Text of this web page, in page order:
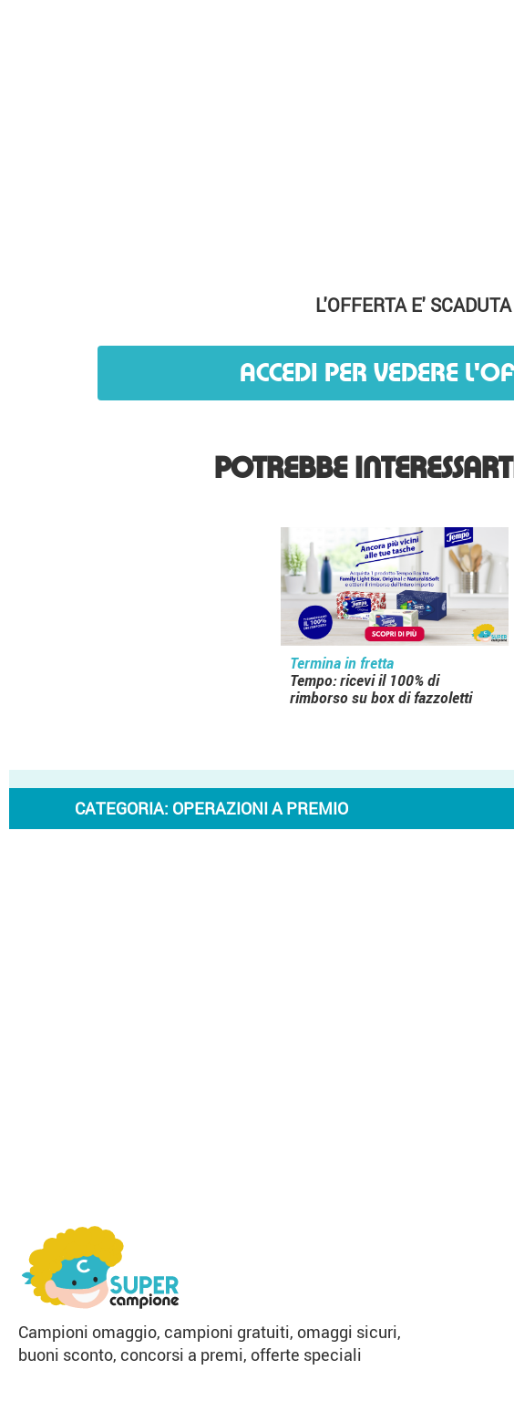
L'OFFERTA E' SCADUTA
ACCEDI PER VEDERE
POTREBBE
Termina in fretta
Tempo: ricevi il 100% di
rimborso su box di fazzoletti
CATEGORIA: OPERAZIONI A PREMIO
Campioni omaggio, campioni gratuiti, omaggi sicuri,
buoni sconto, concorsi a premi, offerte speciali